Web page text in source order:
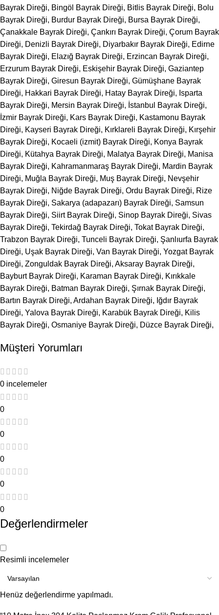
Bayrak Direği, Bingöl Bayrak Direği, Bitlis Bayrak Direği, Bolu
Bayrak Direği, Burdur Bayrak Direği, Bursa Bayrak Direği,
Çanakkale Bayrak Direği, Çankırı Bayrak Direği, Çorum Bayrak
Direği, Denizli Bayrak Direği, Diyarbakır Bayrak Direği, Edirne
Bayrak Direği, Elazığ Bayrak Direği, Erzincan Bayrak Direği,
Erzurum Bayrak Direği, Eskişehir Bayrak Direği, Gaziantep
Bayrak Direği, Giresun Bayrak Direği, Gümüşhane Bayrak
Direği, Hakkari Bayrak Direği, Hatay Bayrak Direği, Isparta
Bayrak Direği, Mersin Bayrak Direği, İstanbul Bayrak Direği,
İzmir Bayrak Direği, Kars Bayrak Direği, Kastamonu Bayrak
Direği, Kayseri Bayrak Direği, Kırklareli Bayrak Direği, Kırşehir
Bayrak Direği, Kocaeli (izmit) Bayrak Direği, Konya Bayrak
Direği, Kütahya Bayrak Direği, Malatya Bayrak Direği, Manisa
Bayrak Direği, Kahramanmaraş Bayrak Direği, Mardin Bayrak
Direği, Muğla Bayrak Direği, Muş Bayrak Direği, Nevşehir
Bayrak Direği, Niğde Bayrak Direği, Ordu Bayrak Direği, Rize
Bayrak Direği, Sakarya (adapazarı) Bayrak Direği, Samsun
Bayrak Direği, Siirt Bayrak Direği, Sinop Bayrak Direği, Sivas
Bayrak Direği, Tekirdağ Bayrak Direği, Tokat Bayrak Direği,
Trabzon Bayrak Direği, Tunceli Bayrak Direği, Şanlıurfa Bayrak
Direği, Uşak Bayrak Direği, Van Bayrak Direği, Yozgat Bayrak
Direği, Zonguldak Bayrak Direği, Aksaray Bayrak Direği,
Bayburt Bayrak Direği, Karaman Bayrak Direği, Kırıkkale
Bayrak Direği, Batman Bayrak Direği, Şırnak Bayrak Direği,
Bartın Bayrak Direği, Ardahan Bayrak Direği, Iğdır Bayrak
Direği, Yalova Bayrak Direği, Karabük Bayrak Direği, Kilis
Bayrak Direği, Osmaniye Bayrak Direği, Düzce Bayrak Direği,
Müşteri Yorumları
0 incelemeler
0
0
0
0
0
Değerlendirmeler
Resimli incelemeler
Henüz değerlendirme yapılmadı.